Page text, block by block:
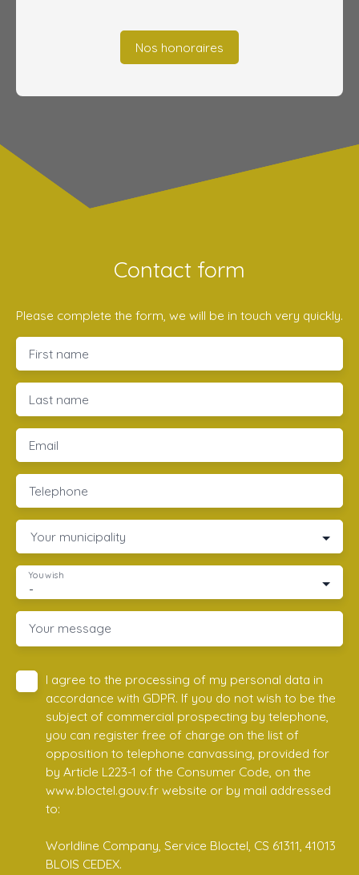
Nos honoraires
Contact form
Please complete the form, we will be in touch very quickly.
First name
Last name
Email
Telephone
Your municipality
-
You wish
Your message
I agree to the processing of my personal data in
accordance with GDPR. If you do not wish to be the
subject of commercial prospecting by telephone,
you can register free of charge on the list of
opposition to telephone canvassing, provided for
by Article L223-1 of the Consumer Code, on the
www.bloctel.gouv.fr website or by mail addressed
to:
Worldline Company, Service Bloctel, CS 61311, 41013
BLOIS CEDEX.